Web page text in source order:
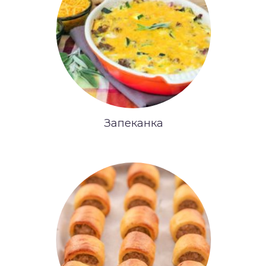
Запеканка